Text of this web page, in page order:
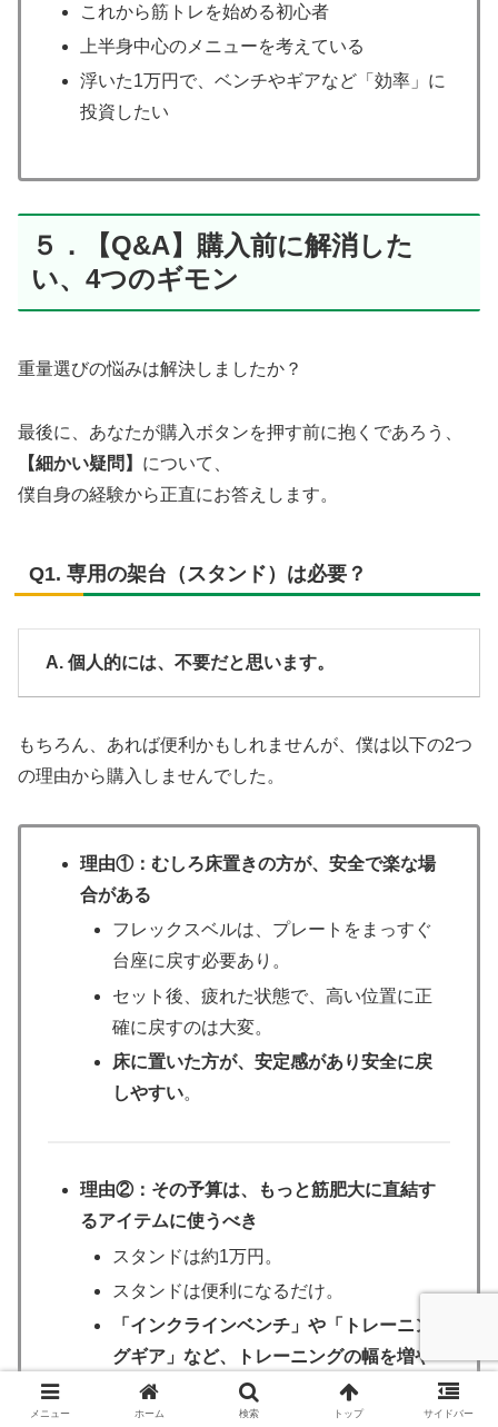
これから筋トレを始める初心者
上半身中心のメニューを考えている
浮いた1万円で、ベンチやギアなど「効率」に
投資したい
５．【Q&A】購入前に解消した
い、4つのギモン
重量選びの悩みは解決しましたか？
最後に、あなたが購入ボタンを押す前に抱くであろう、
【細かい疑問】 について、
僕自身の経験から正直にお答えします。
Q1. 専用の架台（スタンド）は必要？
A. 個人的には、不要だと思います。
もちろん、あれば便利かもしれませんが、僕は以下の2つ
の理由から購入しませんでした。
理由①：むしろ床置きの方が、安全で楽な場
合がある
フレックスベルは、プレートをまっすぐ
台座に戻す必要あり。
セット後、疲れた状態で、高い位置に正
確に戻すのは大変。
床に置いた方が、安定感があり安全に戻
しやすい。
理由②：その予算は、もっと筋肥大に直結す
るアイテムに使うべき
スタンドは約1万円。
スタンドは便利になるだけ。
「インクラインベンチ」や「トレーニン
グギア」など、トレーニングの幅を増や
すアイテムの購入の方が優先度高め。
メニュー ホーム 検索 トップ サイドバー